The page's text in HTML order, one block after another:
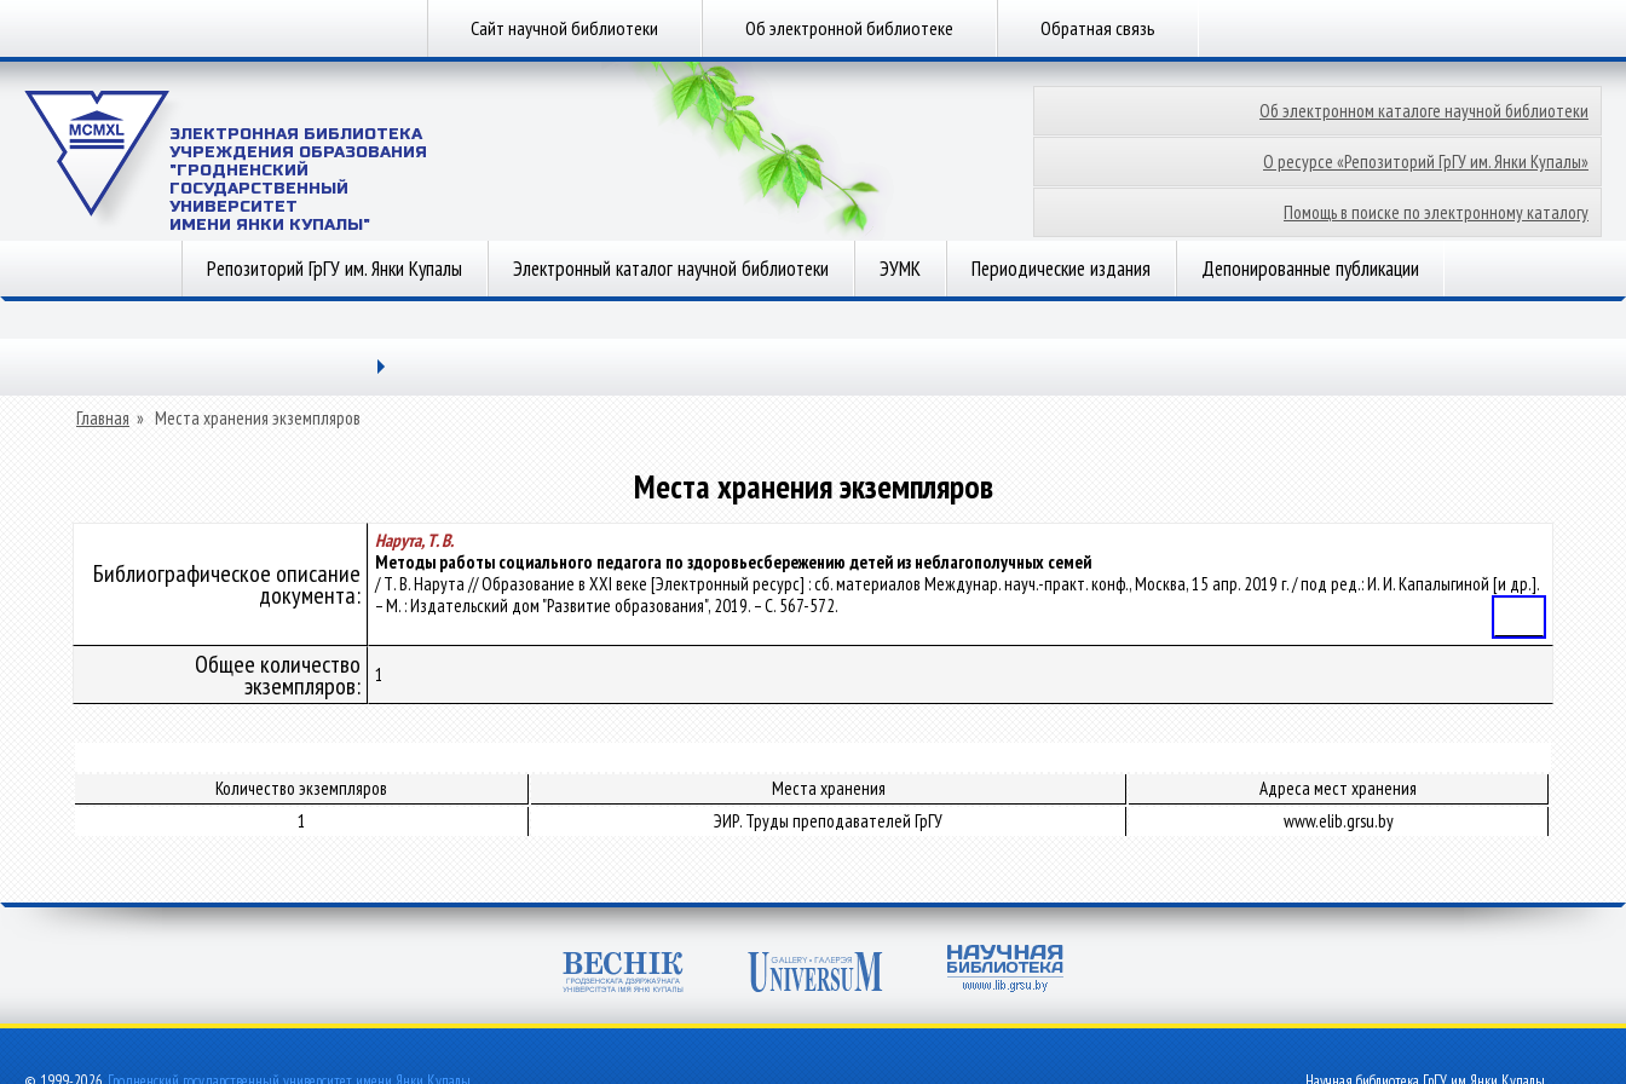
Сайт научной библиотеки Об электронной библиотеке Обратная связь
ЭЛЕКТРОННАЯ БИБЛИОТЕКА
УЧРЕЖДЕНИЯ ОБРАЗОВАНИЯ
"ГРОДНЕНСКИЙ
ГОСУДАРСТВЕННЫЙ
УНИВЕРСИТЕТ
ИМЕНИ ЯНКИ КУПАЛЫ"
Об электронном каталоге научной библиотеки
О ресурсе «Репозиторий ГрГУ им. Янки Купалы»
Помощь в поиске по электронному каталогу
Репозиторий ГрГУ им. Янки Купалы Электронный каталог научной библиотеки ЭУМК Периодические издания Депонированные публикации
Главная » Места хранения экземпляров
Места хранения экземпляров
Библиографическое описание
документа:
Нарута, Т. В.
Методы работы социального педагога по здоровьесбережению детей из неблагополучных семей
/ Т. В. Нарута // Образование в XXI веке [Электронный ресурс] : сб. материалов Междунар. науч.-практ. конф., Москва, 15 апр. 2019 г. / под ред.: И. И. Капалыгиной [и др.].
– М. : Издательский дом "Развитие образования", 2019. – С. 567-572.
Общее количество
экземпляров: 1
Количество экземпляров Места хранения
Адреса мест хранения
1
ЭИР. Труды преподавателей ГрГУ www.elib.grsu.by